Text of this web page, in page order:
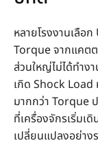
หลายโรงงานเลือ
Torque จากแคตต
ส่วนใหญ่ไม่ได้ทำง
เกิด Shock Load
มากกว่า Torque
ที่เครื่องจักรเริ่มเ
เปลี่ยนแปลงอย่าง